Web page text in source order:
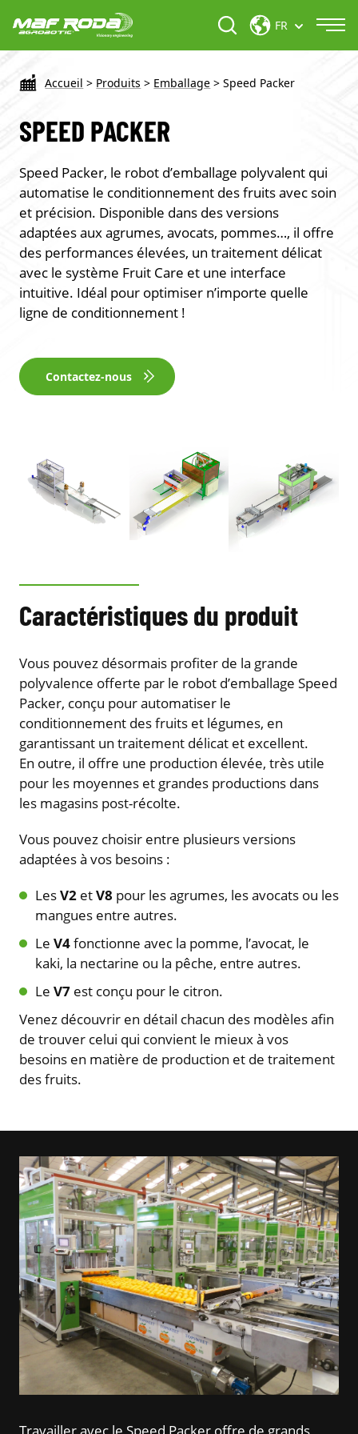
FR
Accueil > Produits > Emballage > Speed Packer
SPEED PACKER
Speed Packer, le robot d’emballage polyvalent qui
automatise le conditionnement des fruits avec soin
et précision. Disponible dans des versions
adaptées aux agrumes, avocats, pommes…, il offre
des performances élevées, un traitement délicat
avec le système Fruit Care et une interface
intuitive. Idéal pour optimiser n’importe quelle
ligne de conditionnement !
Contactez-nous
Caractéristiques du produit
Vous pouvez désormais profiter de la grande
polyvalence offerte par le robot d’emballage Speed
Packer, conçu pour automatiser le
conditionnement des fruits et légumes, en
garantissant un traitement délicat et excellent.
En outre, il offre une production élevée, très utile
pour les moyennes et grandes productions dans
les magasins post-récolte.
Vous pouvez choisir entre plusieurs versions
adaptées à vos besoins :
LesV2 etV8 pour les agrumes, les avocats ou les
mangues entre autres.
Le V4fonctionne avec la pomme, l’avocat, le
kaki, la nectarine ou la pêche, entre autres.
Le V7 est conçu pour le citron.
Venez découvrir en détail chacun des modèles afin
de trouver celui qui convient le mieux à vos
besoins en matière de production et de traitement
des fruits.